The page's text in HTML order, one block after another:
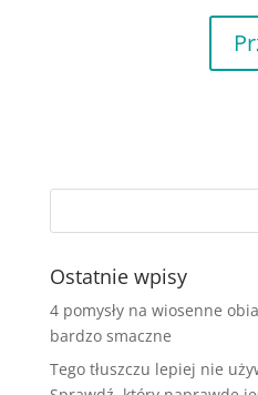
Ostatnie wpisy
4 pomysły na wiosenne
bardzo smaczne
Tego tłuszczu lepiej nie